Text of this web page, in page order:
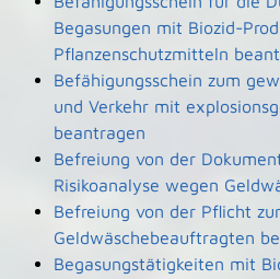
Begasungen mit Biozid-
Pflanzenschutzmitteln
Befähigungsschein zum
und Verkehr mit
beantragen
Befreiung von der
Risikoanalyse wegen
Befreiung von der Pflicht
Geldwäschebeauftragten
Begasungstätigkeiten mit